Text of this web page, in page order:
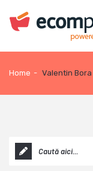
Home - Valentin Bora